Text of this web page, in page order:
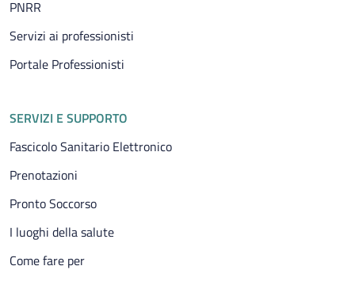
PNRR
Servizi ai professionisti
Portale Professionisti
SERVIZI E SUPPORTO
Fascicolo Sanitario Elettronico
Prenotazioni
Pronto Soccorso
I luoghi della salute
Come fare per